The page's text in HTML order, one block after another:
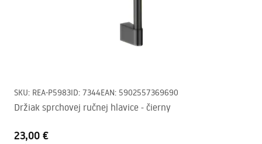
SKU: REA-P5983ID: 7344EAN: 5902557369690
Držiak sprchovej ručnej hlavice - čierny
23,00 €